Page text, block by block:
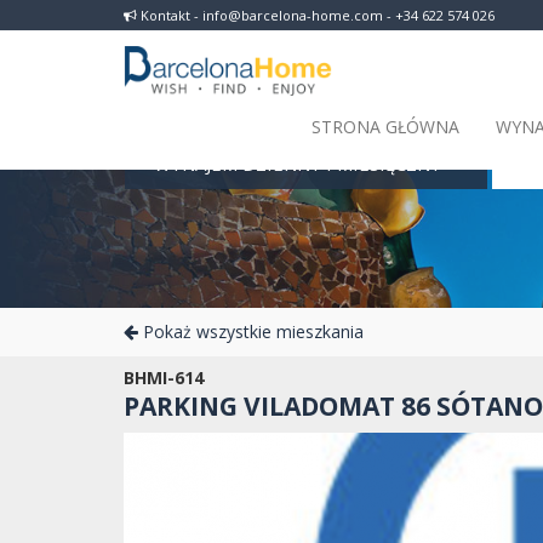
Kontakt - info@barcelona-home.com - +34 622 574 026
STRONA GŁÓWNA
Pokaż wszystkie mieszkania
BHMI-614
PARKING VILADOMAT 86